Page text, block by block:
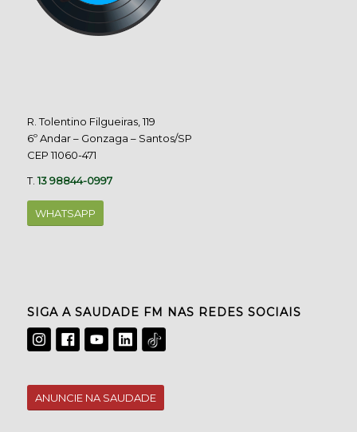
R. Tolentino Filgueiras, 119
6º Andar – Gonzaga – Santos/SP
CEP 11060-471
T.13 98844-0997
WHATSAPP
SIGA A SAUDADE FM NAS REDES SOCIAIS
ANUNCIE NA SAUDADE